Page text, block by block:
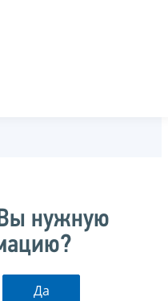
нужную
Да